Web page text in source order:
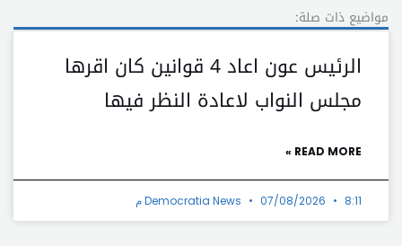
مواضيع ذات صلة:
الرئيس عون اعاد 4 قوانين كان اقرها
مجلس النواب لاعادة النظر فيها
READ MORE »
Democratia News 07/08/2026 8:11 م